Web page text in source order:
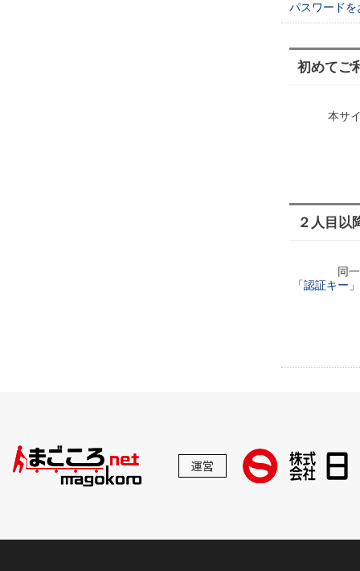
パスワード
初めてご
本サ
２人目以
同
「認証キー
運営